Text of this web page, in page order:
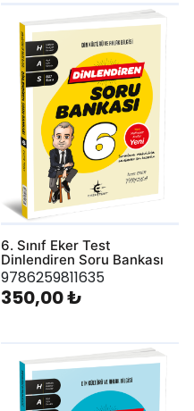
6. Sınıf Eker Test
Dinlendiren Soru Bankası
9786259811635
350,00 ₺